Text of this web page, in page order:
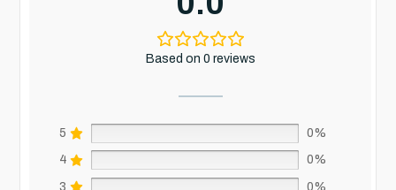
Based on 0 reviews
5 0%
4 0%
3 0%